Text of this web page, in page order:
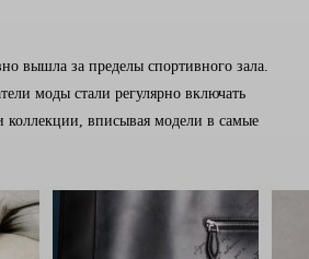
вышла за пределы спортивного зала.
моды стали регулярно включать
коллекции, вписывая модели в самые